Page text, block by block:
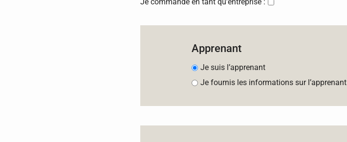
Apprenant
Je suis l’apprenant
Je fournis les informations sur l’apprenant